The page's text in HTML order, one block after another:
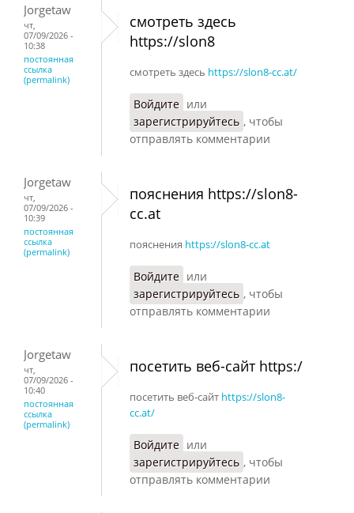
Jorgetaw
чт,
07/09/2026 -
10:38
постоянная
ссылка
(permalink)
смотреть здесь
https://slon8
смотреть здесь https://slon8-cc.at/
Войдите или
зарегистрируйтесь , чтобы
отправлять комментарии
Jorgetaw
чт,
07/09/2026 -
10:39
постоянная
ссылка
(permalink)
пояснения https://slon8-
cc.at
пояснения https://slon8-cc.at
Войдите или
зарегистрируйтесь , чтобы
отправлять комментарии
Jorgetaw
чт,
07/09/2026 -
10:40
постоянная
ссылка
(permalink)
посетить веб-сайт https:/
посетить веб-сайт https://slon8-
cc.at/
Войдите или
зарегистрируйтесь , чтобы
отправлять комментарии